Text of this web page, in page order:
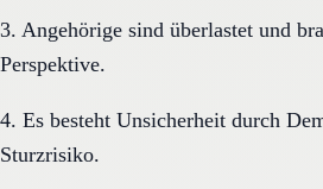
3. Angehörige sind überlastet und
Perspektive.
4. Es besteht Unsicherheit durch
Sturzrisiko.